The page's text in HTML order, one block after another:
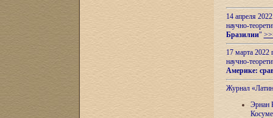
14 апреля
научно-
Бразилии"
17 марта 2022
научно-
Америке:
Журнал
Эрнан